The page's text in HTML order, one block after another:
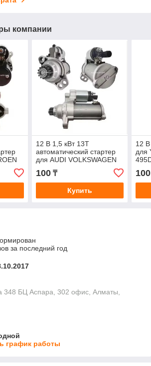
компании
12 В 1,5 кВт 13T
автоматический стартер
для AUDI VOLKSWAGEN
Polo 02M911024Q
0001179500 30273N
100₸
Купить
12 В
для
100
за последний год
348 БЦ Аспара, 302 офис, Алматы,
график работы